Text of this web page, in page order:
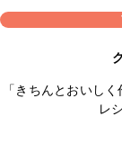
「きちんとおいし
レ